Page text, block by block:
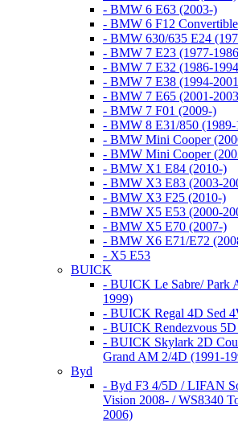
- BMW 6 E63 (2003-)
- BMW 6 F12
- BMW 630/635 E24
- BMW 7 E23 (1977-
- BMW 7 E32 (1986-
- BMW 7 E38 (1994-
- BMW 7 E65 (2001-
- BMW 7 F01 (2009-)
- BMW 8 E31/850 (1989-
- BMW Mini Cooper
- BMW Mini Cooper
- BMW X1 E84 (2010-)
- BMW X3 E83 (2003-
- BMW X3 F25 (2010-)
- BMW X5 E53 (2000-
- BMW X5 E70 (2007-)
- BMW X6 E71/E72
- X5 E53
BUICK
- BUICK Le Sabre/ Park
1999)
- BUICK Regal 4D Sed
- BUICK Rendezvous
- BUICK Skylark 2D
Grand AM 2/4D (1991-
Byd
- Byd F3 4/5D / LIFAN
Vision 2008- / WS8340
2006)